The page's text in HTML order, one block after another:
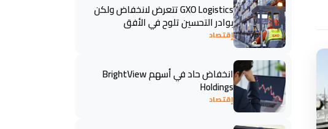
GXO Logistics تتعرض لانخفاض ولكن
بوادر التحسين تلوح في الأفق
إقتصاد
انخفاض حاد في أسهم BrightView
Holdings
إقتصاد